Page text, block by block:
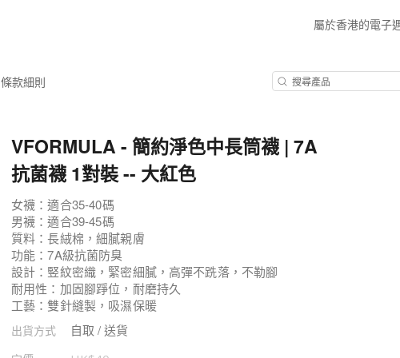
屬於香港的電子
條款細則
VFORMULA - 簡約淨色中長筒襪 | 7A
抗菌襪 1對裝 -- 大紅色
女襪：適合35-40碼
男襪：適合39-45碼
質料：長絨棉，細膩親膚
功能：7A級抗菌防臭
設計：竪紋密織，緊密細膩，高彈不跣落，不勒腳
耐用性：加固腳踭位，耐磨持久
工藝：雙針縫製，吸濕保暖
出貨方式 自取 / 送貨